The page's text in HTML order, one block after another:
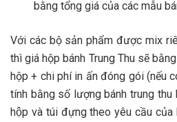
bằng tổng giá của các mẫu
Với các bộ sản phẩm được mix
thì giá hộp bánh Trung Thu sẽ
hộp + chi phí in ấn đóng gói (nếu
tính bằng số lượng bánh trung thu
hộp và túi đựng theo yêu cầu của